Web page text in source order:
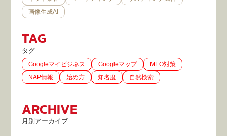
画像生成AI
TAG
タグ
Googleマイビジネス Googleマップ
MEO対策
NAP情報
始め方 知名度 自然検索
ARCHIVE
月別アーカイブ